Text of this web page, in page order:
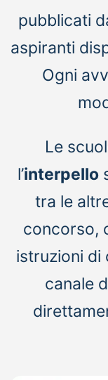
pubblicati
aspiranti
Ogni
Le
l’interpello
tra le
concorso,
istruzioni di
canale